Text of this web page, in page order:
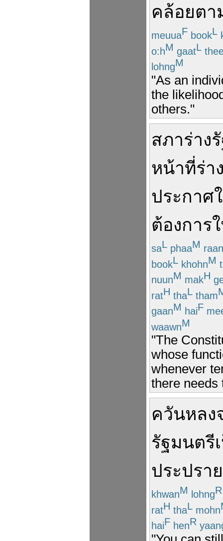
คล้อยตา
meuuaF bookL
o:hM gaatL
lohngM
"As an
the
others."
สภาร่าง
หน้าที่ร่า
ประกาศ
ต้องการ
saL phaaM
bookL khohnM
nuunM makH
ratH thaL tham
gaanM haiF
waawnM
"The
whose
whenever
there needs
ควันหลง
รัฐมนตรี
ประปราย
khwanM lohngR
ratH thaL mohn
haiF henR